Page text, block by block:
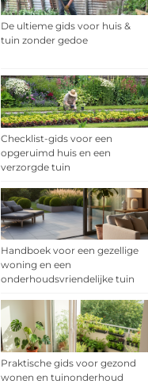
De ultieme gids voor huis &
tuin zonder gedoe
Checklist-gids voor een
opgeruimd huis en een
verzorgde tuin
Handboek voor een gezellige
woning en een
onderhoudsvriendelijke tuin
Praktische gids voor gezond
wonen en tuinonderhoud